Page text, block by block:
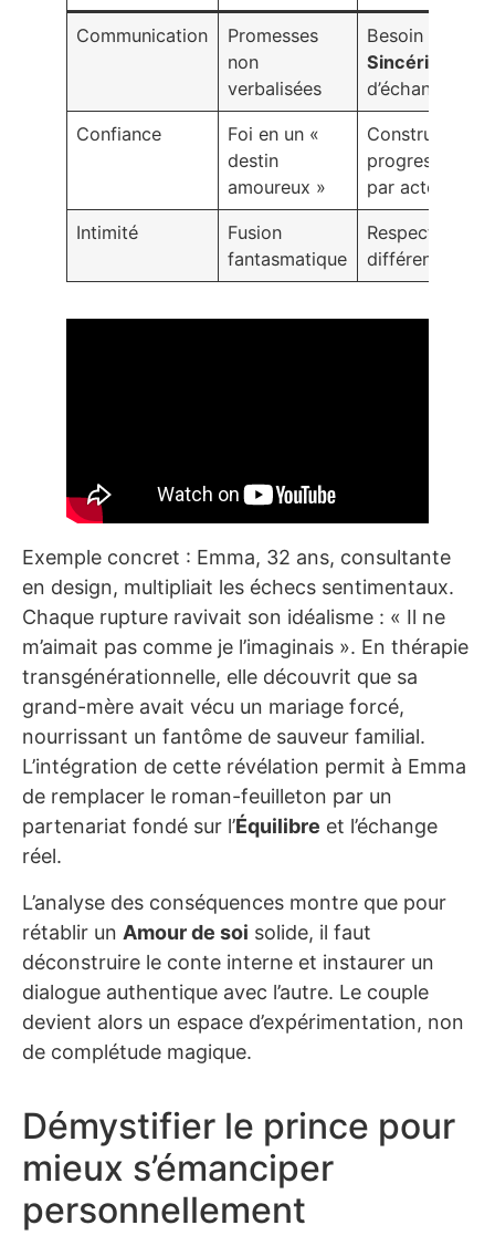
Communication
Promesses
non
verbalisées
Besoin de
Sincérité
d’échanges
Confiance
Foi en un «
destin
amoureux »
Construction
progressive
par actes
Intimité
Fusion
fantasmatique
Respect de la
différenciation
Exemple concret : Emma, 32 ans, consultante
en design, multipliait les échecs sentimentaux.
Chaque rupture ravivait son idéalisme : « Il ne
m’aimait pas comme je l’imaginais ». En thérapie
transgénérationnelle, elle découvrit que sa
grand-mère avait vécu un mariage forcé,
nourrissant un fantôme de sauveur familial.
L’intégration de cette révélation permit à Emma
de remplacer le roman-feuilleton par un
partenariat fondé sur l’Équilibre et l’échange
réel.
L’analyse des conséquences montre que pour
rétablir un Amour de soi solide, il faut
déconstruire le conte interne et instaurer un
dialogue authentique avec l’autre. Le couple
devient alors un espace d’expérimentation, non
de complétude magique.
Démystifier le prince pour
mieux s’émanciper
personnellement